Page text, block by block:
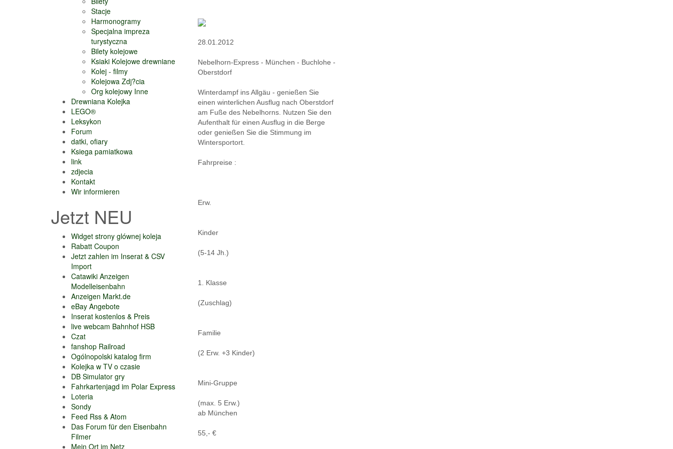
Stacje
Harmonogramy
Specjalna impreza
turystyczna
Bilety kolejowe
Ksiaki Kolejowe drewniane
Kolej - filmy
Kolejowa Zdj?cia
Org kolejowy Inne
Drewniana Kolejka
LEGO®
Leksykon
Forum
datki, ofiary
Ksiega pamiatkowa
link
zdjecia
Kontakt
Wir informieren
Jetzt NEU
Widget strony glównej koleja
Rabatt Coupon
Jetzt zahlen im Inserat & CSV
Import
Catawiki Anzeigen
Modelleisenbahn
Anzeigen Markt.de
eBay Angebote
Inserat kostenlos & Preis
live webcam Bahnhof HSB
Czat
fanshop Railroad
Ogólnopolski katalog firm
Kolejka w TV o czasie
DB Simulator gry
Fahrkartenjagd im Polar Express
Loteria
Sondy
Feed Rss & Atom
Das Forum für den Eisenbahn
Filmer
Mein Ort im Netz
28.01.2012
Nebelhorn-Express - München - Buchlohe -
Oberstdorf
Winterdampf ins Allgäu - genießen Sie
einen winterlichen Ausflug nach Oberstdorf
am Fuße des Nebelhorns. Nutzen Sie den
Aufenthalt für einen Ausflug in die Berge
oder genießen Sie die Stimmung im
Wintersportort.
Fahrpreise :
Erw.
Kinder
(5-14 Jh.)
1. Klasse
(Zuschlag)
Familie
(2 Erw. +3 Kinder)
Mini-Gruppe
(max. 5 Erw.)
ab München
55,- €